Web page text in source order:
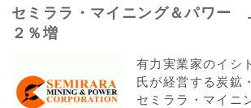
セミララ・マイニング＆パワー
２％増
有力実業家のイシ
氏が経営する炭鉱
セミララ・マイニ